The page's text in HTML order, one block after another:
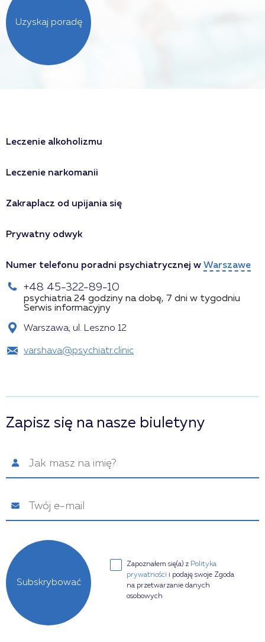
Uzyskaj poradę
Leczenie alkoholizmu
Leczenie narkomanii
Zakraplacz od upijania się
Prywatny odwyk
Numer telefonu poradni psychiatrycznej w Warszawe
+48 45-322-89-10
psychiatria 24 godziny na dobę, 7 dni w tygodniu
Serwis informacyjny
Warszawa, ul. Leszno 12
varshava@psychiatr.clinic
Zapisz się na nasze biuletyny
Zapoznałem się(a) z Polityka
prywatności i podaję swoje Zgoda
na przetwarzanie danych
osobowych
Subskrybować